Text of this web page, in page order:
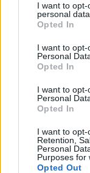
I want to
personal data.
Opted In
I want to
Personal
Opted In
I want to
Personal
Opted In
I want to opt-
Retention,
Personal
Purposes for
Opted Out
Azonnali
boltlánc
azonnal
A Nemzeti
(NKFH)